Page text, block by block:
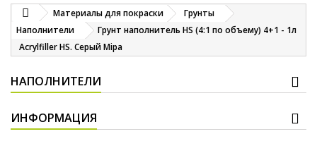
Материалы для покраски
Грунты
Наполнители
Грунт наполнитель HS (4:1 по объему) 4+1 - 1л
Acrylfiller HS. Серый Mipa
НАПОЛНИТЕЛИ
ИНФОРМАЦИЯ